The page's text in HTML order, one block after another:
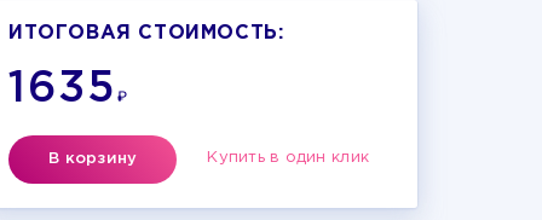
ИТОГОВАЯ СТОИМОСТЬ:
1635 ₽
В корзину Купить в один клик